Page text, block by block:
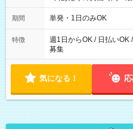
勤務 勤務：月・水・金 休み：火・
可能です！ ※1日あたりの最大実働時間は日勤、夜勤共に勤務し
期間 単発・1日のみOK
特徴
週1日からOK / 日払いOK
募集
気になる！